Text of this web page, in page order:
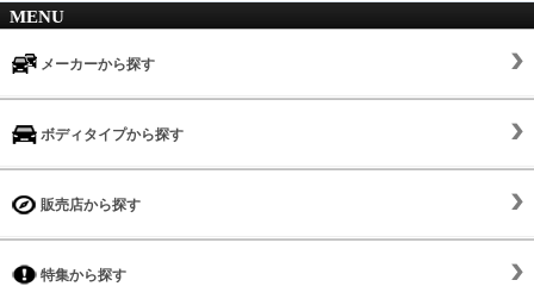
MENU
メーカーから探す
ボディタイプから探す
販売店から探す
特集から探す